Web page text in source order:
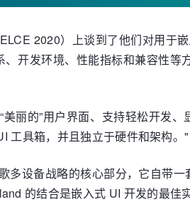
2020）上谈到了他们对用于
开发环境、性能指标和兼容性
丽的”用户界面、支持轻松开发
工具箱，并且独立于硬件和架构。"
多设备战略的核心部分，它自带
的结合是嵌入式 UI 开发的最